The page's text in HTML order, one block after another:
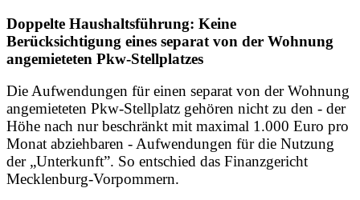
Doppelte Haushaltsführung: Keine
Berücksichtigung eines separat von der Wohnung
angemieteten Pkw-Stellplatzes
Die Aufwendungen für einen separat von der Wohnung
angemieteten Pkw-Stellplatz gehören nicht zu den - der
Höhe nach nur beschränkt mit maximal 1.000 Euro pro
Monat abziehbaren - Aufwendungen für die Nutzung
der „Unterkunft”. So entschied das Finanzgericht
Mecklenburg-Vorpommern.